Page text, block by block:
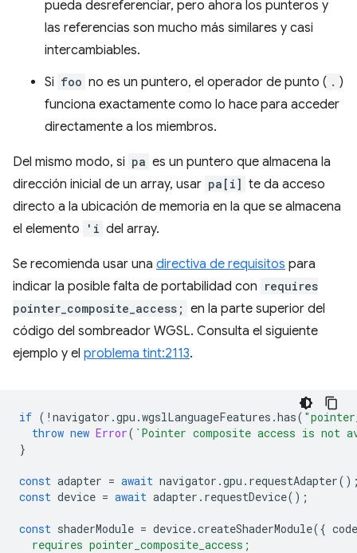
pueda desreferenciar, pero ahora los punteros y
las referencias son mucho más similares y casi
intercambiables.
Si foo no es un puntero, el operador de punto ( . )
funciona exactamente como lo hace para acceder
directamente a los miembros.
Del mismo modo, si pa es un puntero que almacena la
dirección inicial de un array, usar pa[i] te da acceso
directo a la ubicación de memoria en la que se almacena
el elemento
'i del array.
Se recomienda usar una directiva de requisitos para
indicar la posible falta de portabilidad con requires
pointer_composite_access; en la parte superior del
código del sombreador WGSL. Consulta el siguiente
ejemplo y el problema tint:2113.
if ( ! navigator .gpu .wgslLanguageFeatures .has(
throw new Error( `Pointer composite access is not
}
const adapter = await navigator .gpu . requestAdapter
const device = await adapter . requestDevice();
const shaderModule = device.createShaderModule({ code
  requires pointer_composite_access;